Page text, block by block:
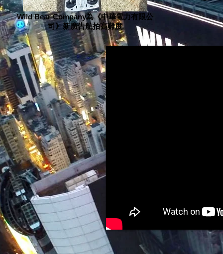
Wild Bear Company為《中華電力有限公
司》新廣告航拍高難度